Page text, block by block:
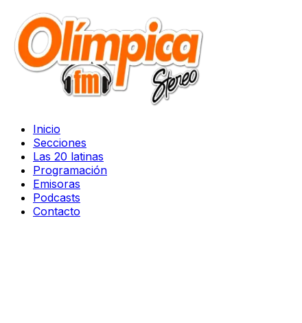
Inicio
Secciones
Las 20 latinas
Programación
Emisoras
Podcasts
Contacto